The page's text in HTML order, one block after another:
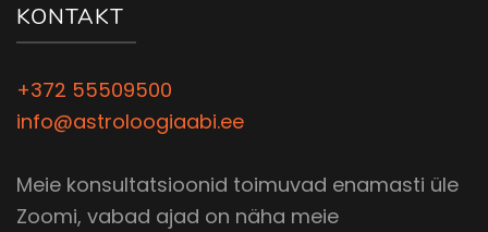
KONTAKT
+372 55509500
info@astroloogiaabi.ee
Meie konsultatsioonid toimuvad enamasti üle
Zoomi, vabad ajad on näha meie